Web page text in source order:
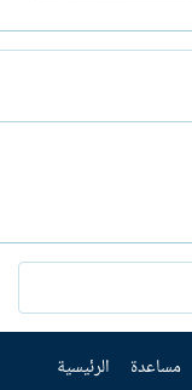
مساعدة الرئيسية